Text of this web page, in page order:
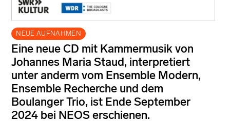
NEUE AUFNAHMEN
Eine neue CD mit Kammermusik von
Johannes Maria Staud, interpretiert
unter anderm vom Ensemble Modern,
Ensemble Recherche und dem
Boulanger Trio, ist Ende September
2024 bei NEOS erschienen.